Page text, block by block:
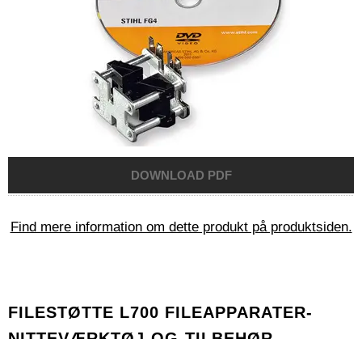
Find mere information om dette produkt på produktsiden.
FILESTØTTE L700 FILEAPPARATER-